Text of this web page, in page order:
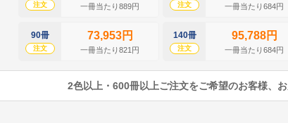
注文 一冊当たり889円
90冊
注文
73,953円
一冊当たり821円
注文 一冊当たり684円
140冊
注文
95,788円
一冊当たり684円
2色以上・600冊以上ご注文をご希望のお客様、